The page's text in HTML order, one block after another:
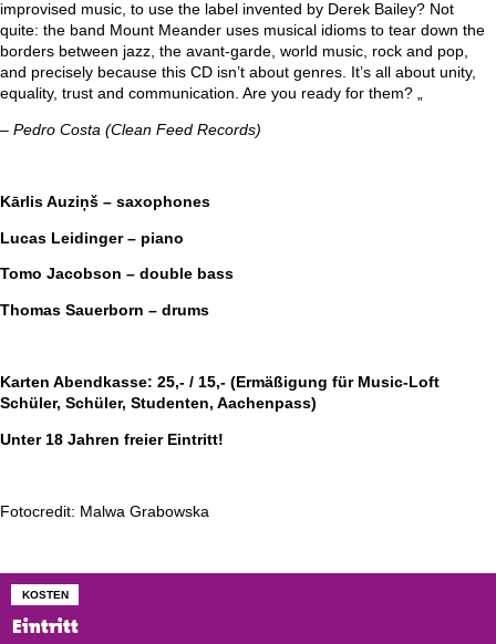
improvised music, to use the label invented by Derek Bailey? Not
quite: the band Mount Meander uses musical idioms to tear down the
borders between jazz, the avant-garde, world music, rock and pop,
and precisely because this CD isn’t about genres. It’s all about unity,
equality, trust and communication. Are you ready for them? „
– Pedro Costa (Clean Feed Records)
Kārlis Auziņš – saxophones
Lucas Leidinger – piano
Tomo Jacobson – double bass
Thomas Sauerborn – drums
Karten Abendkasse: 25,- / 15,- (Ermäßigung für Music-Loft
Schüler, Schüler, Studenten, Aachenpass)
Unter 18 Jahren freier Eintritt!
Fotocredit: Malwa Grabowska
KOSTEN
Eintritt